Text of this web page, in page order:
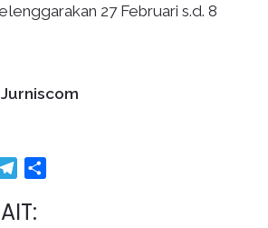
27 Februari s.d. 8
Telegram